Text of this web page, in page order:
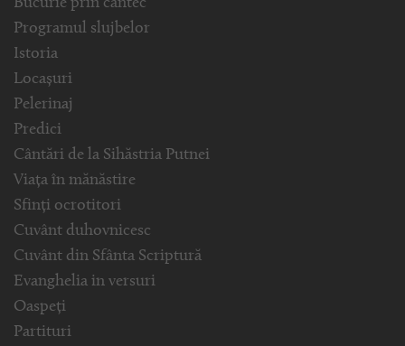
Bucurie prin cântec
Programul slujbelor
Istoria
Locașuri
Pelerinaj
Predici
Cântări de la Sihăstria Putnei
Viața în mănăstire
Sfinți ocrotitori
Cuvânt duhovnicesc
Cuvânt din Sfânta Scriptură
Evanghelia in versuri
Oaspeți
Partituri